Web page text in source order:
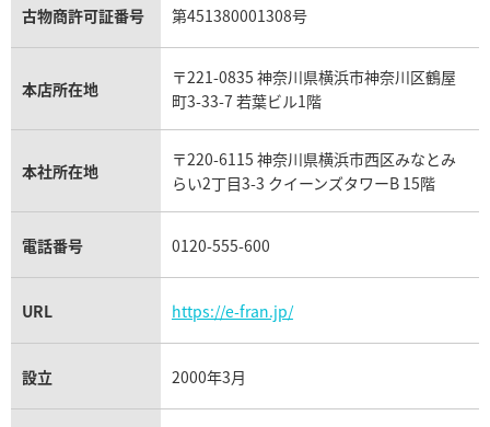
アクアマリン買取
オメガ買取
カルティエ買取
フランク ミュラー買取
リシャール・ミル買取
パネライ買取
チューダー（チュードル）買取
プラダ買取
モーブッサン買取
古物商許可証番号 第451380001308号
本店所在地
〒221-0835 神奈川県横浜市神奈川区鶴屋
町3-33-7 若葉ビル1階
本社所在地
〒220-6115 神奈川県横浜市西区みなとみ
らい2丁目3-3 クイーンズタワーB 15階
電話番号 0120-555-600
URL https://e-fran.jp/
設立 2000年3月